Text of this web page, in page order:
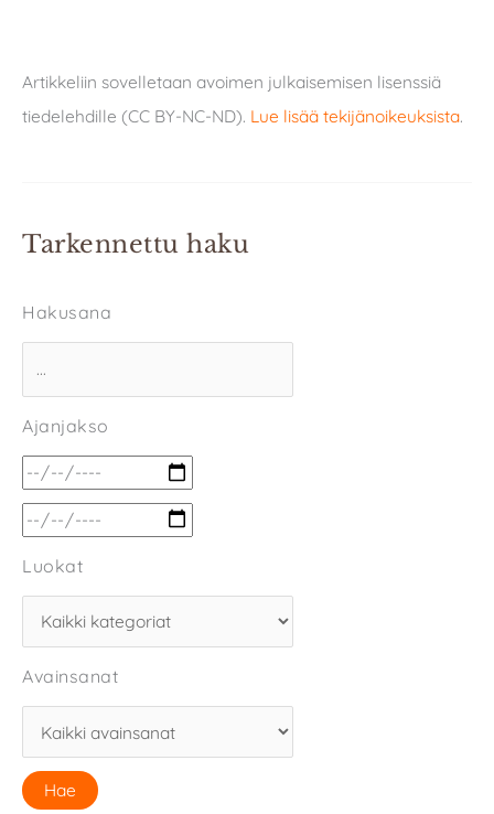
Artikkeliin sovelletaan avoimen julkaisemisen lisenssiä
tiedelehdille (CC BY-NC-ND). Lue lisää tekijänoikeuksista.
Tarkennettu haku
Hakusana
Ajanjakso
Luokat
Avainsanat